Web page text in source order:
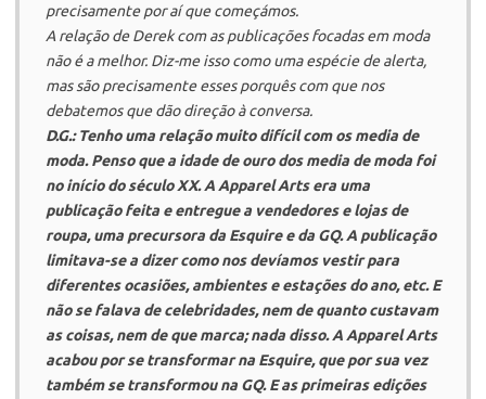
precisamente por aí que começámos.
A relação de Derek com as publicações focadas em moda
não é a melhor. Diz-me isso como uma espécie de alerta,
mas são precisamente esses porquês com que nos
debatemos que dão direção à conversa.
D.G.: Tenho uma relação muito difícil com os media de
moda. Penso que a idade de ouro dos media de moda foi
no início do século XX. A Apparel Artsera uma
publicação feita e entregue a vendedores e lojas de
roupa, uma precursora da Esquiree da GQ. A publicação
limitava-se a dizer como nos devíamos vestir para
diferentes ocasiões, ambientes e estações do ano, etc. E
não se falava de celebridades, nem de quanto custavam
as coisas, nem de que marca; nada disso. A Apparel Arts
acabou por se transformar na Esquire, que por sua vez
também se transformou na GQ. E as primeiras edições